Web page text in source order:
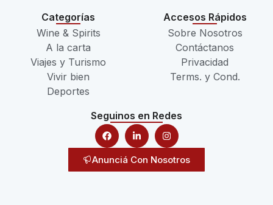
Categorías
Wine & Spirits
A la carta
Viajes y Turismo
Vivir bien
Deportes
Accesos Rápidos
Sobre Nosotros
Contáctanos
Privacidad
Terms. y Cond.
Seguinos en Redes
Anunciá Con Nosotros